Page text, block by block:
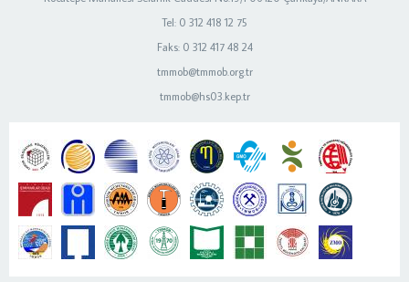
Tel: 0 312 418 12 75
Faks: 0 312 417 48 24
tmmob@tmmob.org.tr
tmmob@hs03.kep.tr